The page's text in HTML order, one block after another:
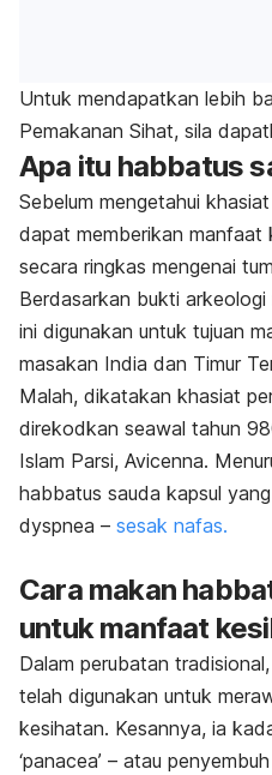
Untuk mendapatkan lebih
Pemakanan Sihat, sila
Apa itu habbatus
Sebelum mengetahui
dapat memberikan manfaat
secara ringkas mengenai
Berdasarkan bukti arkeologi
ini digunakan untuk tujuan
masakan India dan Timur
Malah, dikatakan khasiat
direkodkan seawal tahun
Islam Parsi, Avicenna.
habbatus sauda kapsul
dyspnea – sesak nafas.
Cara makan
untuk manfaat
Dalam perubatan
telah digunakan untuk
kesihatan. Kesannya, ia
‘panacea’ – atau